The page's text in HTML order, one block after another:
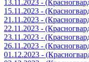
13.11.2023 -
15.11.2023 -
21.11.2023 -
22.11.2023 -
23.11.2023 -
26.11.2023 -
01.12.2023 -